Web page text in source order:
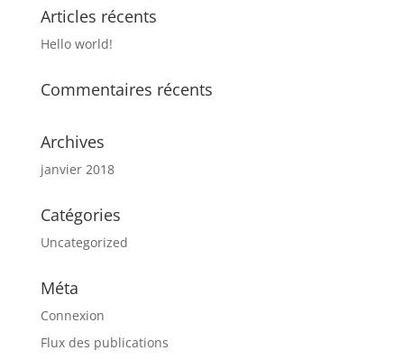
Articles récents
Hello world!
Commentaires récents
Archives
janvier 2018
Catégories
Uncategorized
Méta
Connexion
Flux des publications